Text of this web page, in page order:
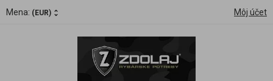
Mena: (EUR) Môj účet